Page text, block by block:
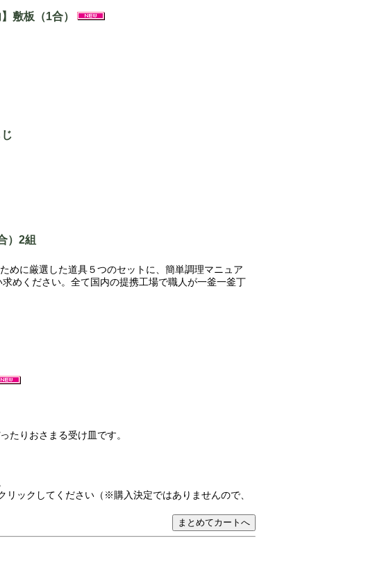
敷板（1合）
）2組
めに厳選した道具５つのセットに、簡単調理マニュア
めください。全て国内の提携工場で職人が一釜一釜丁
たりおさまる受け皿です。
ックしてください（※購入決定ではありませんので、